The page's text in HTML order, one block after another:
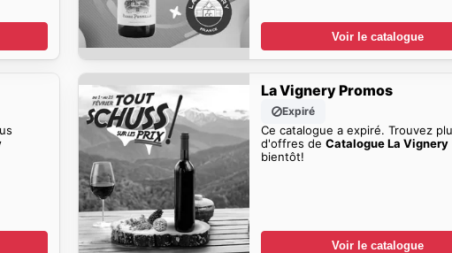
Voir le catalogue
La Vignery Promos
Expiré
Ce catalogue a expiré. Trouvez
d'offres deCatalogue La Vignery
bientôt!
Voir le catalogue